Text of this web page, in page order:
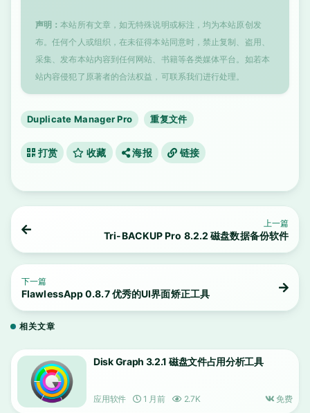
声明：本站所有文章，如无特殊说明或标注，均为本站原创发
布。任何个人或组织，在未征得本站同意时，禁止复制、盗用、
采集、发布本站内容到任何网站、书籍等各类媒体平台。如若本
站内容侵犯了原著者的合法权益，可联系我们进行处理。
Duplicate Manager Pro 重复文件
打赏 收藏 海报 链接
上一篇
Tri-BACKUP Pro 8.2.2 磁盘数据备份软件
下一篇
FlawlessApp 0.8.7 优秀的UI界面矫正工具
相关文章
Disk Graph 3.2.1 磁盘文件占用分析工具
应用软件 1 月前 2.7K 免费